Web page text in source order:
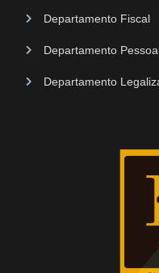
Departamento Fiscal
Departamento
Departamento